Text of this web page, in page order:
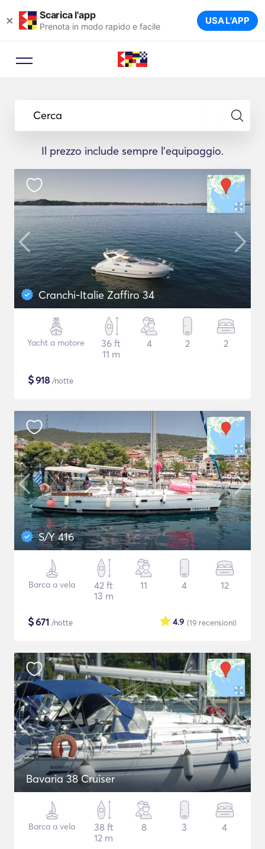
× Scarica l'app
Prenota in modo rapido e facile USA L'APP
Cerca
Il prezzo include sempre l'equipaggio.
Cranchi-Italie Zaffiro 34
Yacht a motore
36 ft
11 m
4 2 2
$918 /notte
S/Y 416
Barca a vela
42 ft
13 m
11 4 12
$671 /notte (19 recensioni)
4.9
Bavaria 38 Cruiser
Barca a vela
38 ft
12 m
8 3 4